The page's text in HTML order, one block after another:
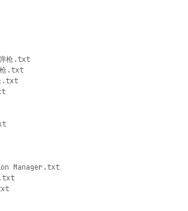
弹枪.txt
枪.txt
.txt
Manager.txt
.txt